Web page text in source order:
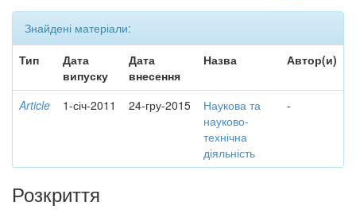
Знайдені матеріали:
Тип
Дата
випуску
Дата
внесення
Назва Автор(и)
Article 1-січ-2011 24-гру-2015
Наукова та
науково-
технічна
діяльність
-
Розкриття